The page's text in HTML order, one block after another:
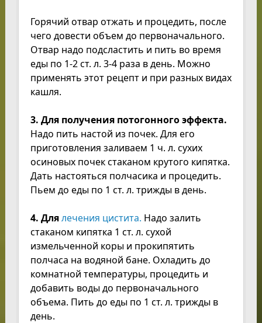
Горячий отвар отжать и процедить, после
чего довести объем до первоначального.
Отвар надо подсластить и пить во время
еды по 1-2 ст. л. 3-4 раза в день. Можно
применять этот рецепт и при разных видах
кашля.
3. Для получения потогонного эффекта.
Надо пить настой из почек. Для его
приготовления заливаем 1 ч. л. сухих
осиновых почек стаканом крутого кипятка.
Дать настояться полчасика и процедить.
Пьем до еды по 1 ст. л. трижды в день.
4. Длялечения цистита. Надо залить
стаканом кипятка 1 ст. л. сухой
измельченной коры и прокипятить
полчаса на водяной бане. Охладить до
комнатной температуры, процедить и
добавить воды до первоначального
объема. Пить до еды по 1 ст. л. трижды в
день.